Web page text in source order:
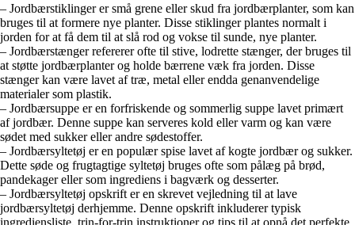
– Jordbærstiklinger er små grene eller skud fra jordbærplanter, som kan
bruges til at formere nye planter. Disse stiklinger plantes normalt i
jorden for at få dem til at slå rod og vokse til sunde, nye planter.
– Jordbærstænger refererer ofte til stive, lodrette stænger, der bruges til
at støtte jordbærplanter og holde bærrene væk fra jorden. Disse
stænger kan være lavet af træ, metal eller endda genanvendelige
materialer som plastik.
– Jordbærsuppe er en forfriskende og sommerlig suppe lavet primært
af jordbær. Denne suppe kan serveres kold eller varm og kan være
sødet med sukker eller andre sødestoffer.
– Jordbærsyltetøj er en populær spise lavet af kogte jordbær og sukker.
Dette søde og frugtagtige syltetøj bruges ofte som pålæg på brød,
pandekager eller som ingrediens i bagværk og desserter.
– Jordbærsyltetøj opskrift er en skrevet vejledning til at lave
jordbærsyltetøj derhjemme. Denne opskrift inkluderer typisk
ingrediensliste, trin-for-trin instruktioner og tips til at opnå det perfekte